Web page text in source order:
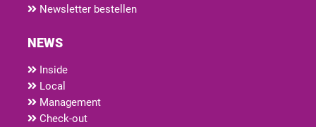
Newsletter bestellen
NEWS
Inside
Local
Management
Check-out